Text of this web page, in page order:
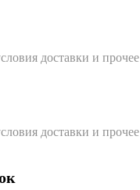
доставки и прочее
доставки и прочее